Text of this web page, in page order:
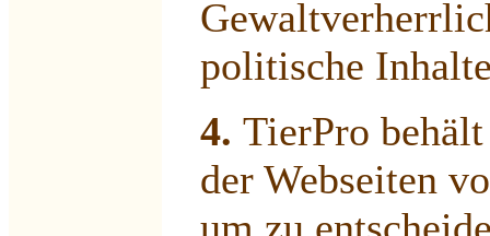
politische
4. TierPro
der Webseiten